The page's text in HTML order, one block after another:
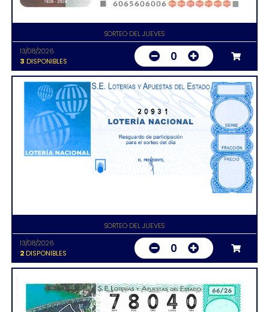
SORTEO DEL JUEVES
13/08/2026
3 DISPONIBLES 0
20931
SORTEO DEL JUEVES
13/08/2026
2DISPONIBLES 0